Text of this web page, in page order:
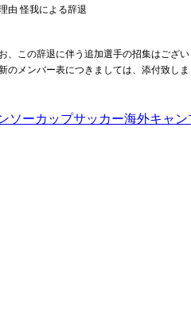
由 怪我による辞退
、この辞退に伴う追加選手の招集はござい
のメンバー表につきましては、添付致しま
ソーカップサッカー海外キャ